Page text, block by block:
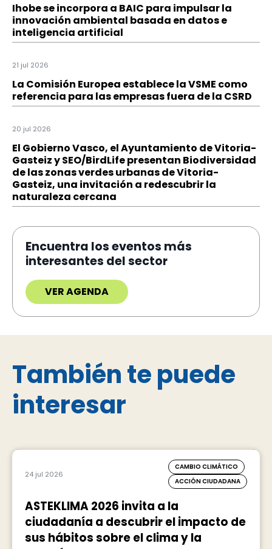
Ihobe se incorpora a BAIC para impulsar la
innovación ambiental basada en datos e
inteligencia artificial
21 jul 2026
La Comisión Europea establece la VSME como
referencia para las empresas fuera de la CSRD
20 jul 2026
El Gobierno Vasco, el Ayuntamiento de Vitoria-
Gasteiz y SEO/BirdLife presentan Biodiversidad
de las zonas verdes urbanas de Vitoria-
Gasteiz, una invitación a redescubrir la
naturaleza cercana
Encuentra los eventos más
interesantes del sector
VER AGENDA
También te puede
interesar
24 jul 2026
CAMBIO CLIMÁTICO
ACCIÓN CIUDADANA
ASTEKLIMA 2026 invita a la
ciudadanía a descubrir el impacto de
sus hábitos sobre el clima y la